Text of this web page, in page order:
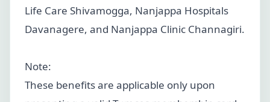
Life Care Shivamogga, Nanjappa Hospitals
Davanagere, and Nanjappa Clinic Channagiri.
Note:
These benefits are applicable only upon